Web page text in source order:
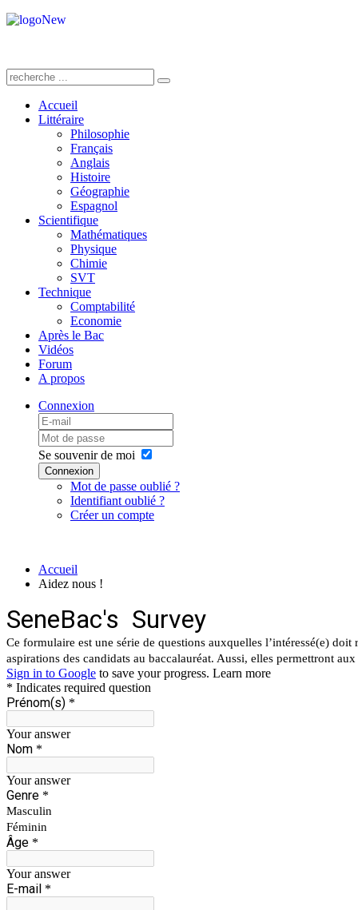
Accueil
Littéraire
Philosophie
Français
Anglais
Histoire
Géographie
Espagnol
Scientifique
Mathématiques
Physique
Chimie
SVT
Technique
Comptabilité
Economie
Après le Bac
Vidéos
Forum
A propos
Connexion
Se souvenir de moi
Connexion
Mot de passe oublié ?
Identifiant oublié ?
Créer un compte
Accueil
Aidez nous !